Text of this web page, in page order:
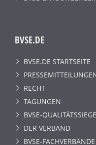
BVSE.DE
BVSE.DE STARTSEITE
RECHT
TAGUNGEN
BVSE-
DER VERBAND
BVSE-FACHVERBÄNDE